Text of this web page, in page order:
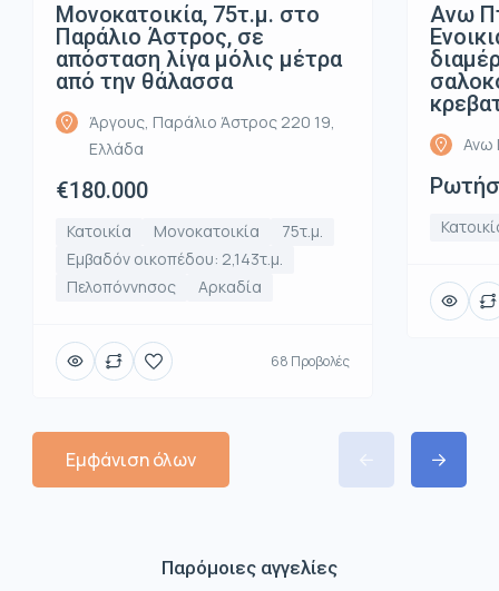
Μονοκατοικία, 75τ.μ. στο
Παράλιο Άστρος, σε
απόσταση λίγα μόλις μέτρα
από την θάλασσα
Άργους, Παράλιο Άστρος 220 19,
Ελλάδα
€180.000
Κατοικία Μονοκατοικία
75τ.μ.
Εμβαδόν οικοπέδου: 2,143τ.μ.
Πελοπόννησος
Αρκαδία
68 Προβολές
Ανω
Ανω
Εμφάνιση όλων
Παρόμοιες αγγελίες